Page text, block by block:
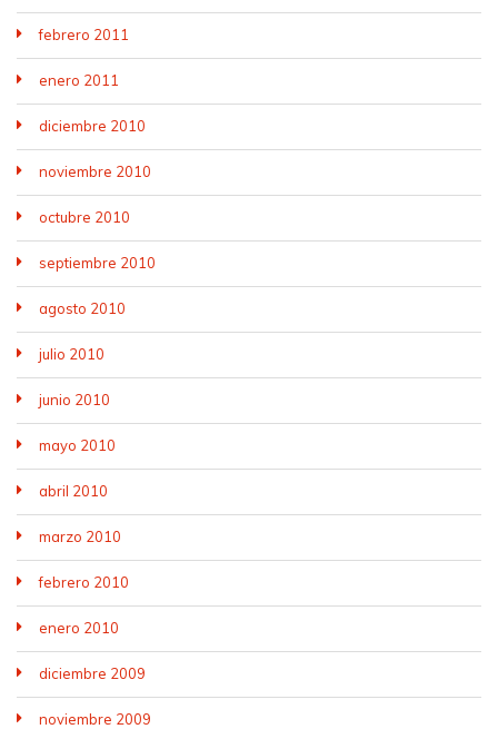
febrero 2011
enero 2011
diciembre 2010
noviembre 2010
octubre 2010
septiembre 2010
agosto 2010
julio 2010
junio 2010
mayo 2010
abril 2010
marzo 2010
febrero 2010
enero 2010
diciembre 2009
noviembre 2009